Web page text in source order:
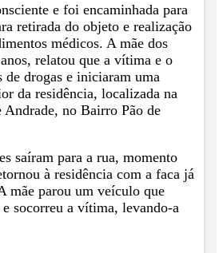
e foi encaminhada para
retirada do objeto e realização
médicos. A mãe dos
relatou que a vítima e o
de drogas e iniciaram uma
da residência, localizada na
Andrade, no Bairro Pão de
saíram para a rua, momento
à residência com a faca já
mãe parou um veículo que
socorreu a vítima, levando-a